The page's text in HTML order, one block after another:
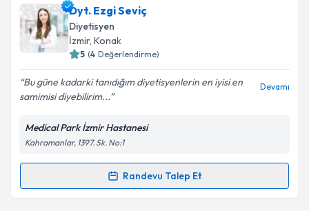
Dyt. Gamze Şentürkiçin randevu takvimi talebi
oluşturun. Size bu uzmandan randevu almanız için bir
takvim hazırlandığında e-posta ile bilgilendireceğiz.
Kişisel verilerimin işlenmesine ilişkin
Metni'ni okudum ve kişisel verilerimin belirtilen
kapsamda işlenmesini kabul ediyorum.
Dyt. Ezgi Seviç
Diyetisyen
İzmir, Konak
5 (4 Değerlendirme)
Bu güne kadarki tanıdığım diyetisyenlerin en iyisi en
samimisi diyebilirim...
Devamı
Medical Park İzmir Hastanesi
Kahramanlar, 1397. Sk. No:1
Randevu Talep Et
Randevu Takvimi Talebi